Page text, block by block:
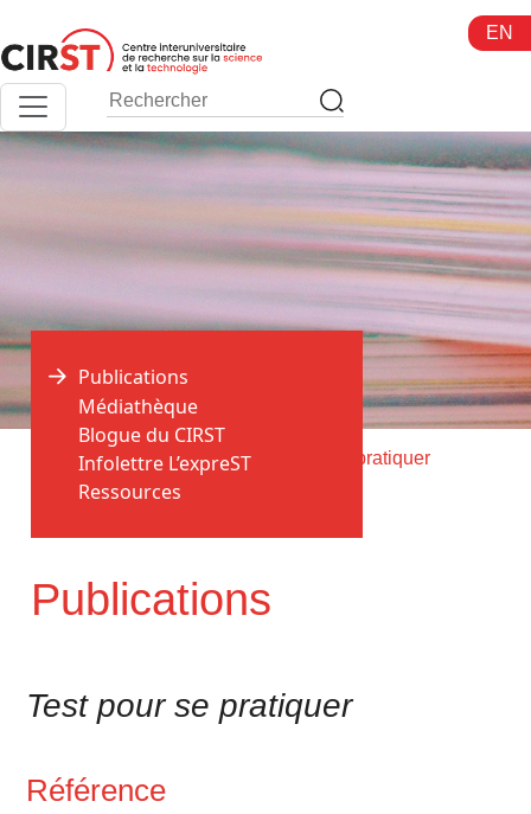
au
contenu
EN
Accueil > Publications > Test pour se pratiquer
Publications
Publications
Médiathèque
Blogue du CIRST
Infolettre L’expreST
Ressources
Test pour se pratiquer
Référence